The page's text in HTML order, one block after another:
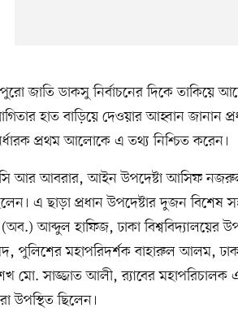
জাতি ডাকসু নির্বাচনের দিকে তাকিয়ে
হাত বাড়িয়ে দেওয়ার আহ্বান জানান
প্রথম আলোকে এ তথ্য নিশ্চিত করেন।
সি আর আবরার, আইন উপদেষ্টা আসিফ
এ ছাড়া প্রধান উপদেষ্টার দুজন বিশেষ
আব্দুল হাফিজ, ঢাকা বিশ্ববিদ্যালয়ের
পুলিশের মহাপরিদর্শক বাহারুল আলম,
মো. সাজ্জাত আলী, র‌্যাবের
উপস্থিত ছিলেন।